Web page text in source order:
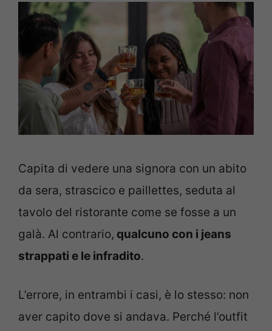
Capita di vedere una signora con un abito
da sera, strascico e paillettes, seduta al
tavolo del ristorante come se fosse a un
galà. Al contrario, qualcuno con i jeans
strappati e le infradito.
L’errore, in entrambi i casi, è lo stesso: non
aver capito dove si andava. Perché l’outfit